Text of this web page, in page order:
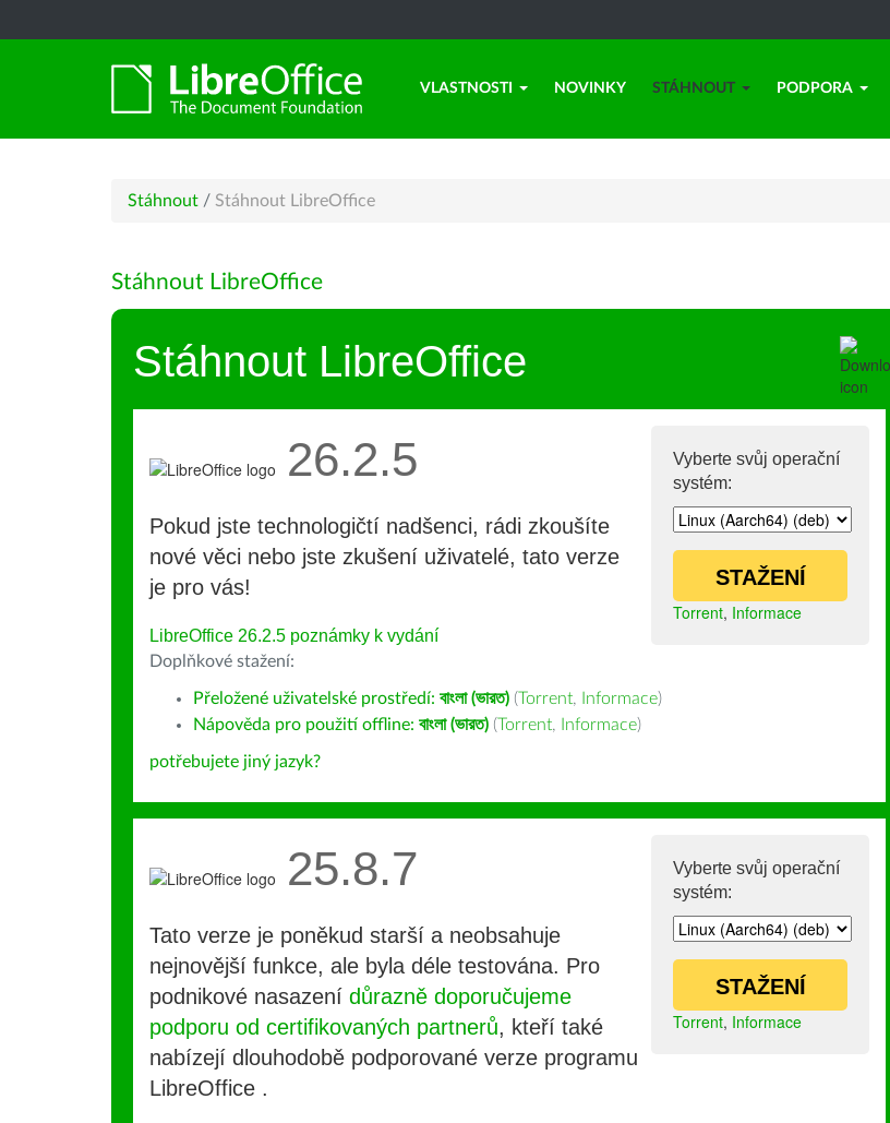
VLASTNOSTI NOVINKY STÁHNOUT PODPORA
Stáhnout / Stáhnout LibreOffice
Stáhnout LibreOffice
Stáhnout LibreOffice
Vyberte svůj operační
systém:
STAŽENÍ
Torrent, Informace
26.2.5
Pokud jste technologičtí nadšenci, rádi zkoušíte
nové věci nebo jste zkušení uživatelé, tato verze
je pro vás!
LibreOffice 26.2.5 poznámky k vydání
Doplňkové stažení:
Přeložené uživatelské prostředí: বাংলা (ভারত) (Torrent, Informace)
Nápověda pro použití offline: বাংলা (ভারত) (Torrent, Informace)
potřebujete jiný jazyk?
Vyberte svůj operační
systém:
STAŽENÍ
Torrent, Informace
25.8.7
Tato verze je poněkud starší a neobsahuje
nejnovější funkce, ale byla déle testována. Pro
podnikové nasazení důrazně doporučujeme
podporu od certifikovaných partnerů, kteří také
nabízejí dlouhodobě podporované verze programu
LibreOffice .